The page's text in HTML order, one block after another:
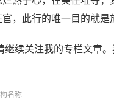
，此行的唯一目的就
续关注我的专栏文章。
名称